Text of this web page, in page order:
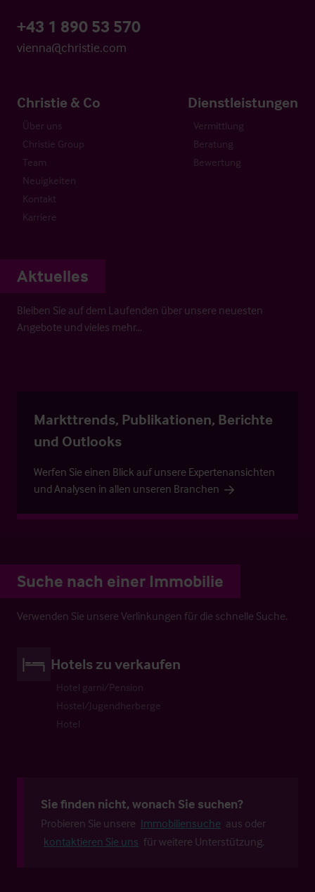
+43 1 890 53 570
vienna@christie.com
Christie & Co
Über uns
Christie Group
Team
Neuigkeiten
Kontakt
Karriere
Dienstleistungen
Vermittlung
Beratung
Bewertung
Aktuelles
Bleiben Sie auf dem Laufenden über unsere neuesten
Angebote und vieles mehr…
Markttrends, Publikationen, Berichte
und Outlooks
Werfen Sie einen Blick auf unsere Expertenansichten
und Analysen in allen unseren Branchen
Suche nach einer Immobilie
Verwenden Sie unsere Verlinkungen für die schnelle Suche.
Hotels zu verkaufen
Hotel garni/Pension
Hostel/Jugendherberge
Hotel
Sie finden nicht, wonach Sie suchen?
Probieren Sie unsere Immobiliensuche aus oder
kontaktieren Sie uns für weitere Unterstützung.